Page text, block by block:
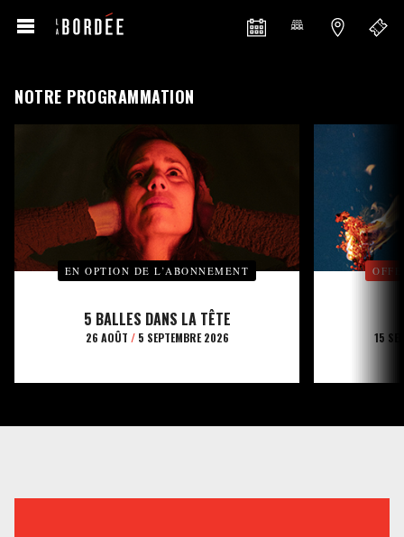
NOTRE PROGRAMMATION
EN OPTION DE L’ABONNEMENT
5 BALLES DANS LA TÊTE
26 AOÛT /5 SEPTEMBRE 2026 15